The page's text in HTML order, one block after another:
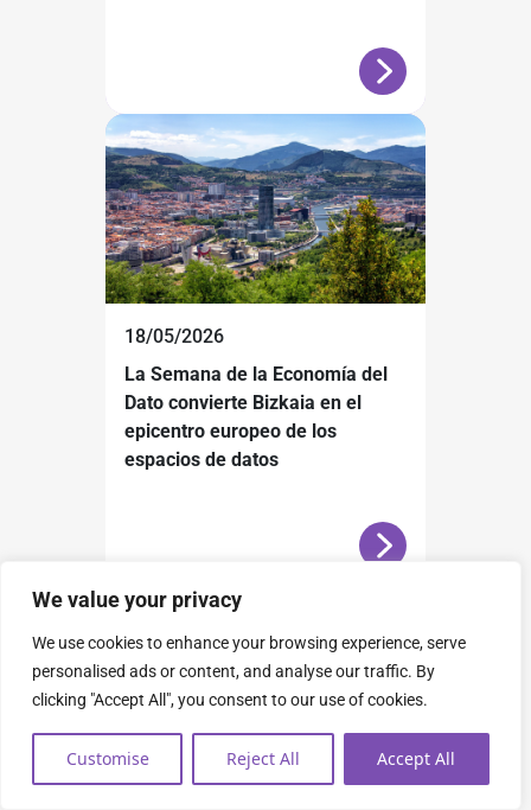
We value your privacy
We use cookies to enhance your browsing experience, serve
personalised ads or content, and analyse our traffic. By
clicking "Accept All", you consent to our use of cookies.
Customise Reject All Accept All
18/05/2026
La Semana de la Economía del
Dato convierte Bizkaia en el
epicentro europeo de los
espacios de datos